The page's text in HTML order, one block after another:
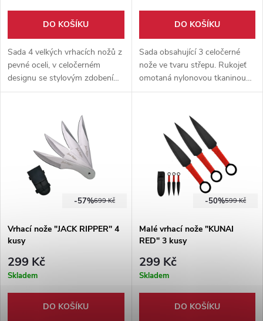
DO KOŠÍKU
Sada 4 velkých vrhacích nožů z
pevné oceli, v celočerném
designu se stylovým zdobením.
Vhodné pro pokročilé i
DO KOŠÍKU
Sada obsahující 3 celočerné
nože ve tvaru střepu. Rukojeť
omotaná nylonovou tkaninou
ve vojenské zelené. Součástí
699 Kč
-57%
Vrhací nože "JACK RIPPER" 4
kusy
299 Kč
Skladem
DO KOŠÍKU
599 Kč
-50%
Malé vrhací nože "KUNAI
RED" 3 kusy
299 Kč
Skladem
DO KOŠÍKU